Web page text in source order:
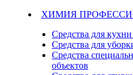
ХИМИЯ
Средства для
Средства для
Средства
объектов